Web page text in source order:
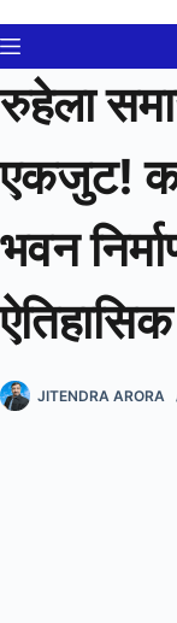
to
content
रुहेला
एकजुट!
भवन
JITENDRA ARORA